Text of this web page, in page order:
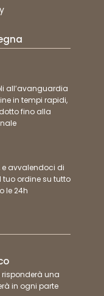
all’avanguardia
in tempi rapidi,
fino alla
e avvalendoci di
ordine su tutto
le 24h
risponderà una
in ogni parte